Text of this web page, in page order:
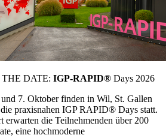
THE DATE: IGP-RAPID® Days 2026
7. Oktober finden in Wil, St. Gallen
praxisnahen IGP RAPID® Days statt.
erwarten die Teilnehmenden über 200
eine hochmoderne